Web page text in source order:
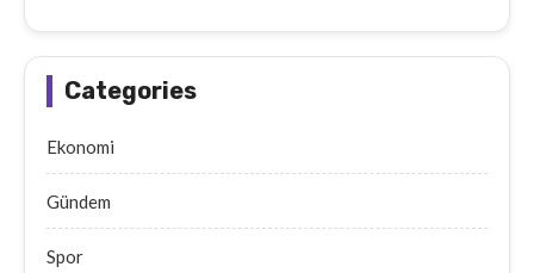
Categories
Ekonomi
Gündem
Spor